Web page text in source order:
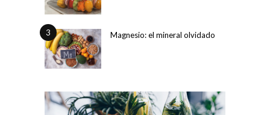
3 Magnesio: el mineral olvidado